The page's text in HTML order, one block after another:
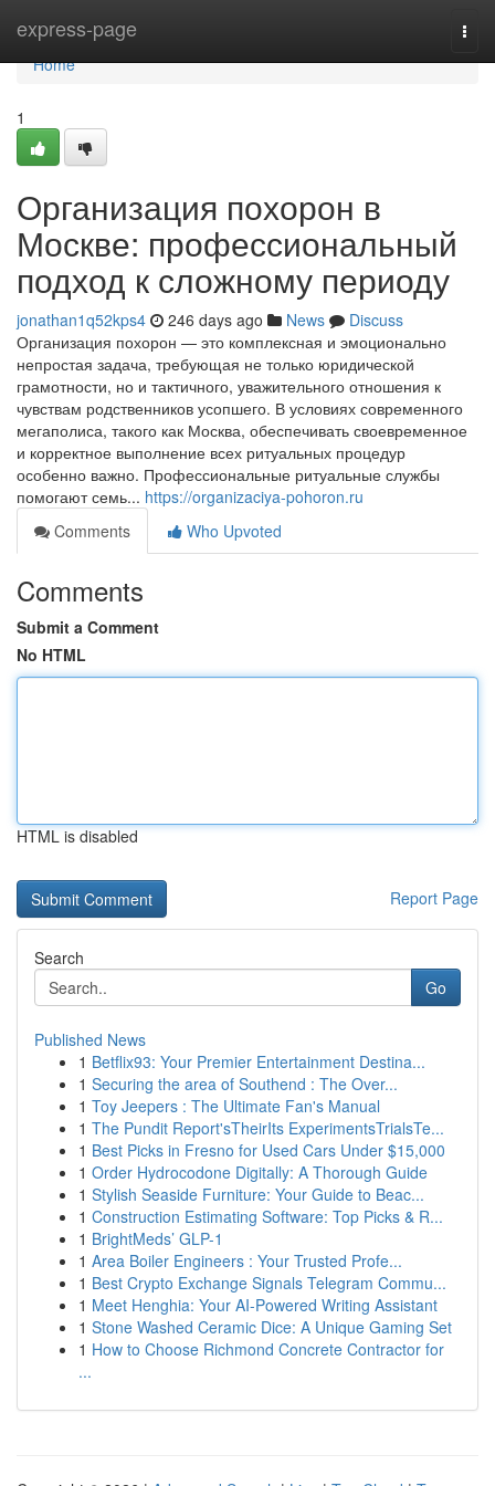
express-page
Home
Home
1
Организация похорон в
Москве: профессиональный
подход к сложному периоду
jonathan1q52kps4 246 days ago News
Discuss
Организация похорон — это комплексная и эмоционально
непростая задача, требующая не только юридической
грамотности, но и тактичного, уважительного отношения к
чувствам родственников усопшего. В условиях современного
мегаполиса, такого как Москва, обеспечивать своевременное
и корректное выполнение всех ритуальных процедур
особенно важно. Профессиональные ритуальные службы
помогают семь... https://organizaciya-pohoron.ru
Comments
Who Upvoted
Comments
Submit a Comment
No HTML
HTML is disabled
Report Page
Search
Go
Published News
1 Betflix93: Your Premier Entertainment Destina...
1 Securing the area of Southend : The Over...
1 Toy Jeepers : The Ultimate Fan's Manual
1 The Pundit Report'sTheirIts ExperimentsTrialsTe...
1 Best Picks in Fresno for Used Cars Under $15,000
1 Order Hydrocodone Digitally: A Thorough Guide
1 Stylish Seaside Furniture: Your Guide to Beac...
1 Construction Estimating Software: Top Picks & R...
1 BrightMeds’ GLP-1
1 Area Boiler Engineers : Your Trusted Profe...
1 Best Crypto Exchange Signals Telegram Commu...
1 Meet Henghia: Your AI-Powered Writing Assistant
1 Stone Washed Ceramic Dice: A Unique Gaming Set
1 How to Choose Richmond Concrete Contractor for
...